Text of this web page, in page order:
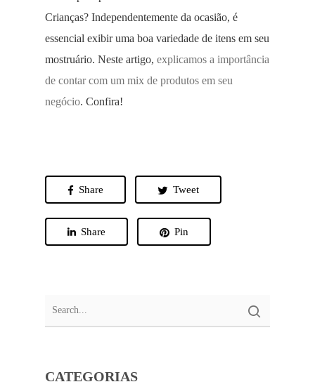
Crianças? Independentemente da ocasião, é
essencial exibir uma boa variedade de itens em seu
mostruário. Neste artigo, explicamos a importância
de contar com um mix de produtos em seu
negócio. Confira!
Share Tweet
Share Pin
CATEGORIAS